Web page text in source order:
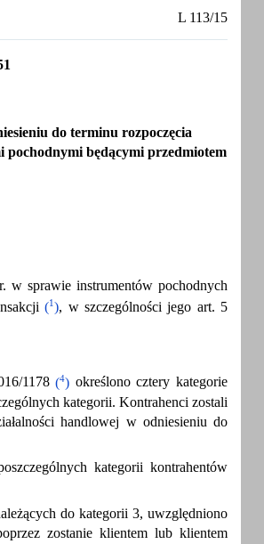
L 113/15
do terminu rozpoczęcia
będącymi przedmiotem
w sprawie instrumentów pochodnych
(1), w szczególności jego art. 5
1178(4) określono cztery kategorie
kategorii. Kontrahenci zostali
handlowej w odniesieniu do
kategorii kontrahentów
do kategorii 3, uwzględniono
zostanie klientem lub klientem